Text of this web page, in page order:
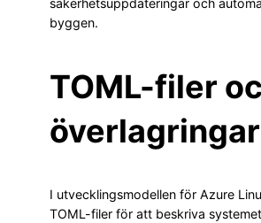
byggen.
TOML-filer
överlagringar
I utvecklingsmodellen för Azure
TOML-filer för att beskriva